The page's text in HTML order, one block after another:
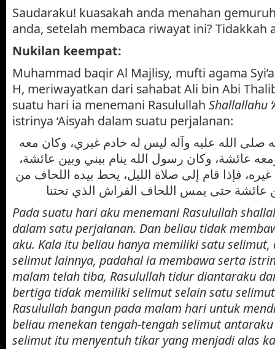
Saudaraku! kuasakah anda menahan
anda, setelah membaca riwayat ini? Tidakkah
Nukilan keempat:
Muhammad baqir Al Majlisy, mufti agama
H, meriwayatkan dari sahabat Ali bin Abi
suatu hari ia menemani Rasulullah Shallallahu
istrinya ‘Aisyah dalam suatu perjalanan:
الله عليه وآله ليس له خادم غيري، وكان معه
عائشة، وكان رسول الله ينام بيني وبين عائشة،
غيره، فإذا قام إلى صلاة الليل، يحط بيده اللحاف من
عائشة حتى يمس اللحاف الفراش الذي تحتنا
Pada suatu hari aku menemani Rasulullah
dalam satu perjalanan. Dan beliau tidak
aku. Kala itu beliau hanya memiliki satu
selimut lainnya, padahal ia membawa serta
malam telah tiba, Rasulullah tidur diantaraku
bertiga tidak memiliki selimut selain satu
Rasulullah bangun pada malam hari untuk
beliau menekan tengah-tengah selimut antaraku
selimut itu menyentuh tikar yang menjadi alas